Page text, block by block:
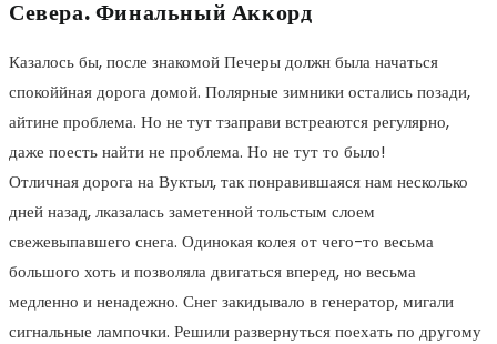
Севера. Финальный Аккорд
Казалось бы, после знакомой Печеры должн была начаться
спокоййная дорога домой. Полярные зимники остались позади,
айтине проблема. Но не тут тзаправи встреаются регулярно,
даже поесть найти не проблема. Но не тут то было!
Отличная дорога на Вуктыл, так понравившаяся нам несколько
дней назад, лказалась заметенной тольстым слоем
свежевыпавшего снега. Одинокая колея от чего-то весьма
большого хоть и позволяла двигаться вперед, но весьма
медленно и ненадежно. Снег закидывало в генератор, мигали
сигнальные лампочки. Решили развернуться поехать по другому